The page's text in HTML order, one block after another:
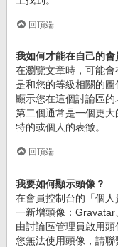
回頂端
我如何才能在自己的
在瀏覽文章時，可能
是和您的等級相關的圖
顯示您在這個討論區的
第二個通常是一個更
特的或個人的表徵。
回頂端
我要如何顯示頭像？
在會員控制台的「個
一新增頭像：
由討論區管理員啟用
您無法使用頭像，請聯